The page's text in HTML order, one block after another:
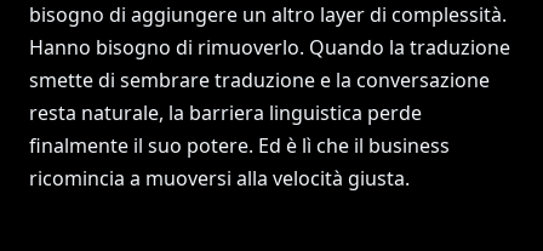
bisogno di aggiungere un altro layer di complessità.
Hanno bisogno di rimuoverlo. Quando la traduzione
smette di sembrare traduzione e la conversazione
resta naturale, la barriera linguistica perde
finalmente il suo potere. Ed è lì che il business
ricomincia a muoversi alla velocità giusta.